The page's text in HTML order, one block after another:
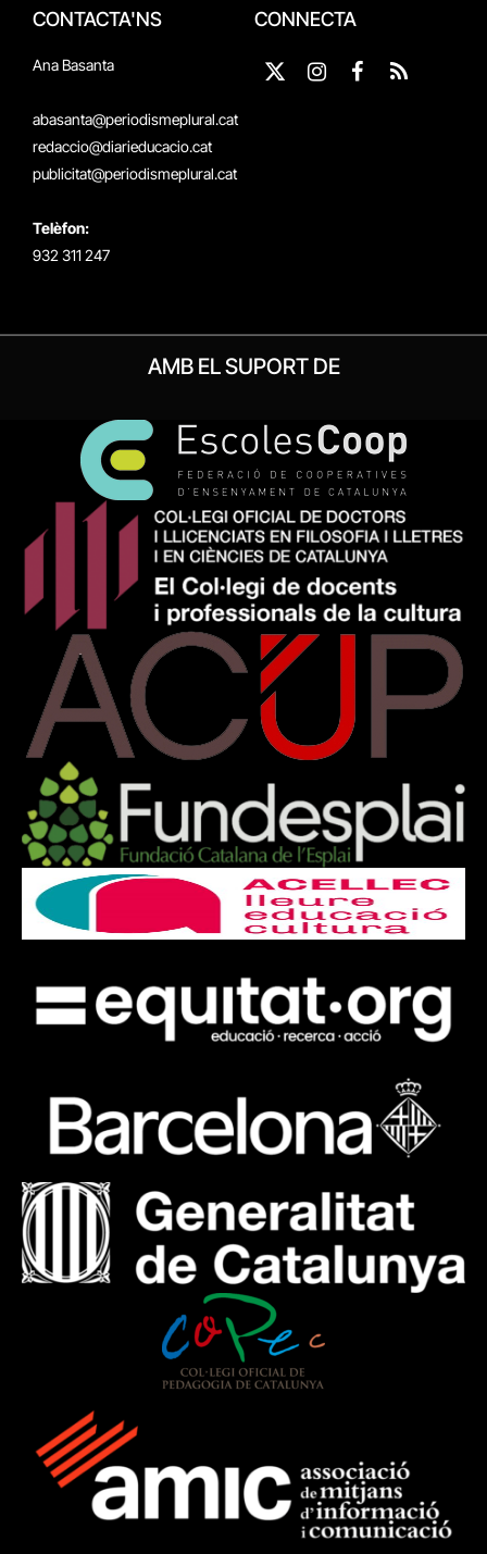
CONTACTA'NS
Ana Basanta
abasanta@periodismeplural.cat
redaccio@diarieducacio.cat
publicitat@periodismeplural.cat
Telèfon:
932 311 247
CONNECTA
X
Instagram
Facebook
RSS
AMB EL SUPORT DE